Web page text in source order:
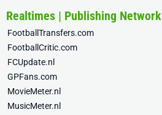
Realtimes | Publishing Network
FootballTransfers.com
FootballCritic.com
FCUpdate.nl
GPFans.com
MovieMeter.nl
MusicMeter.nl